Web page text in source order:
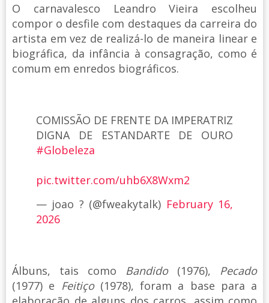
O carnavalesco Leandro Vieira escolheu
compor o desfile com destaques da carreira do
artista em vez de realizá-lo de maneira linear e
biográfica, da infância à consagração, como é
comum em enredos biográficos.
COMISSÃO DE FRENTE DA IMPERATRIZ
DIGNA DE ESTANDARTE DE OURO
#Globeleza
pic.twitter.com/uhb6X8Wxm2
— joao ? (@fweakytalk) February 16,
2026
Álbuns, tais como Bandido(1976), Pecado
(1977) e Feitiço(1978), foram a base para a